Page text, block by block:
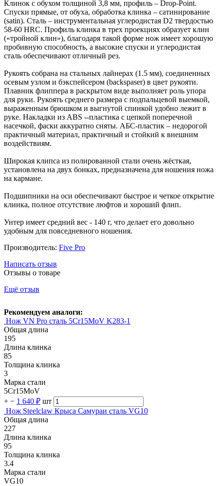
Клинок с обухом толщиной 3,8 мм, профиль – Drop-Point.
Спуски прямые, от обуха, обработка клинка – сатинирование
(satin). Сталь – инструментальная углеродистая D2 твердостью
58-60 HRC. Профиль клинка в трех проекциях образует клин
(«тройной клин»), благодаря такой форме нож имеет хорошую
пробивную способность, а высокие спуски и углеродистая
сталь обеспечивают отличный рез.
Рукоять собрана на стальных лайнерах (1.5 мм), соединенных
осевым узлом и бэкспейсером (backspaser) в цвет рукояти.
Плавник флиппера в раскрытом виде выполняет роль упора
для руки. Рукоять среднего размера с подпальцевой выемкой,
выраженным брюшком и выгнутой спинкой удобно лежит в
руке. Накладки из ABS --пластика с цепкой поперечной
насечкой, фаски аккуратно сняты. АБС-пластик – недорогой
практичный материал, практичный и стойкий к внешним
воздействиям.
Широкая клипса из полированной стали очень жёсткая,
установлена на двух бонках, предназначена для ношения ножа
на кармане.
Подшипники на оси обеспечивают быстрое и четкое открытие
клинка, полное отсутствие люфтов и хороший флип.
Унтер имеет средний вес - 140 г, что делает его довольно
удобным для повседневного ношения.
Производитель: Five Pro
Написать отзыв
Отзывы о товаре
Ещё отзыв
Рекомендуем аналоги:
Нож VN Pro сталь 5Cr15MoV K283-1
Общая длина
195
Длина клинка
85
Толщина клинка
3
Марка стали
5Cr15MoV
+ − 1 640 ₽ шт
Нож Steelclaw Крыса Самураи сталь VG10
Общая длина
227
Длина клинка
95
Толщина клинка
3.4
Марка стали
VG10